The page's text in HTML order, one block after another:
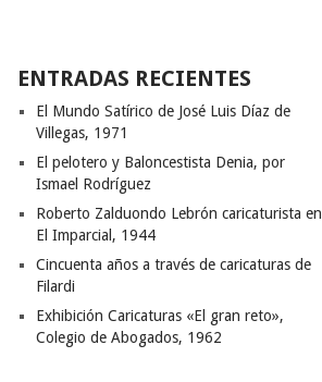
ENTRADAS RECIENTES
El Mundo Satírico de José Luis Díaz de
Villegas, 1971
El pelotero y Baloncestista Denia, por
Ismael Rodríguez
Roberto Zalduondo Lebrón caricaturista en
El Imparcial, 1944
Cincuenta años a través de caricaturas de
Filardi
Exhibición Caricaturas «El gran reto»,
Colegio de Abogados, 1962